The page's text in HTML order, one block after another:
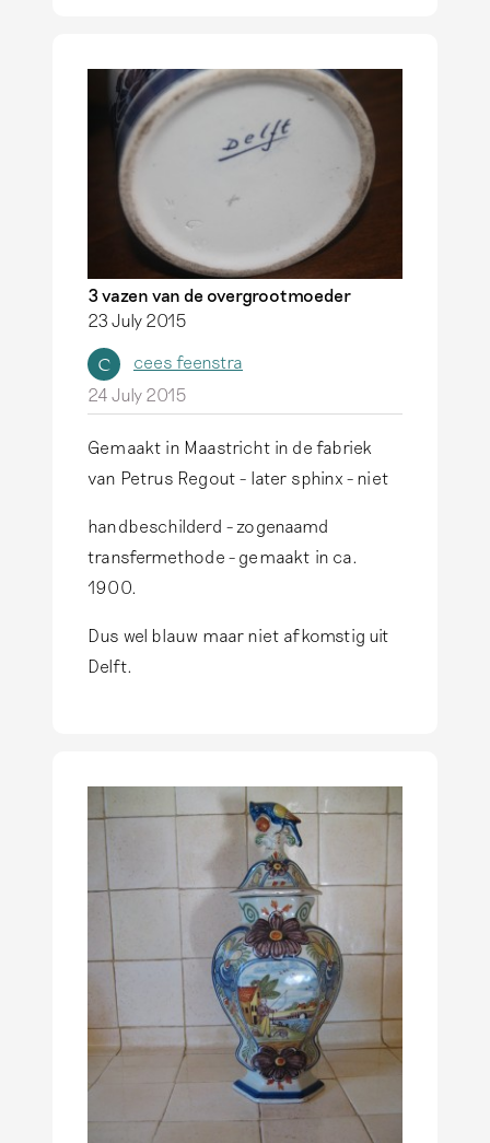
3 vazen van de overgrootmoeder
23 July 2015
C
cees feenstra
24 July 2015
Gemaakt in Maastricht in de fabriek
van Petrus Regout - later sphinx - niet
handbeschilderd - zogenaamd
transfermethode - gemaakt in ca.
1900.
Dus wel blauw maar niet afkomstig uit
Delft.